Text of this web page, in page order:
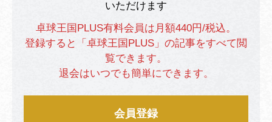
いただけます
卓球王国PLUS有料会員は月額440円/税込。
登録すると「卓球王国PLUS」の記事をすべて閲
覧できます。
退会はいつでも簡単にできます。
会員登録